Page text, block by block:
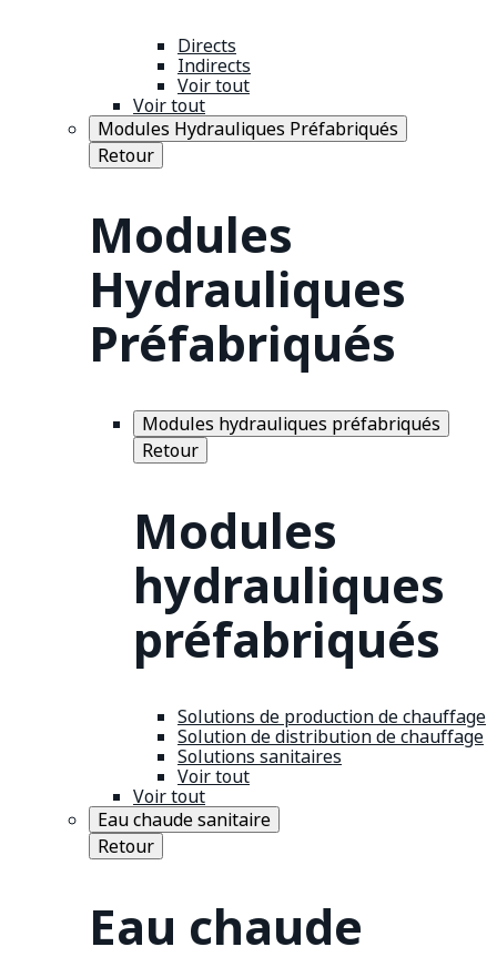
Directs
Indirects
Voir tout
Voir tout
Modules Hydrauliques Préfabriqués
Retour
Modules
Hydrauliques
Préfabriqués
Modules hydrauliques préfabriqués
Retour
Modules
hydrauliques
préfabriqués
Solutions de production de chauffage
Solution de distribution de chauffage
Solutions sanitaires
Voir tout
Voir tout
Eau chaude sanitaire
Retour
Eau chaude